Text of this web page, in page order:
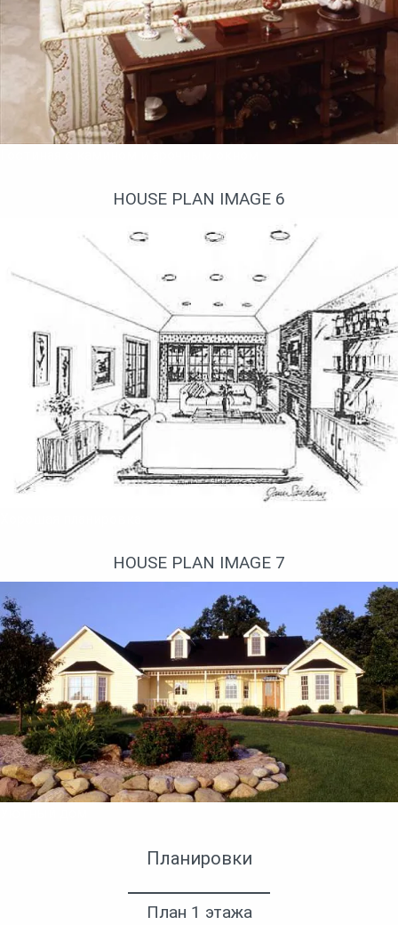
HOUSE PLAN IMAGE 6
HOUSE PLAN IMAGE 7
Планировки
План 1 этажа